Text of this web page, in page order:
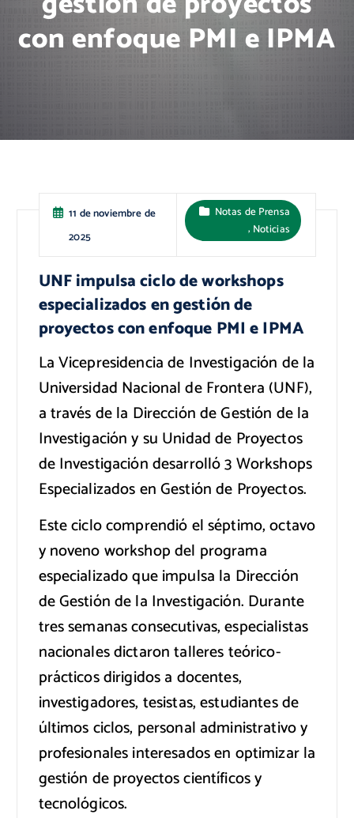
con enfoque PMI e IPMA
11 de noviembre de
2025
Notas de Prensa
, Noticias
UNF impulsa ciclo de workshops
especializados en gestión de
proyectos con enfoque PMI e IPMA
La Vicepresidencia de Investigación de la
Universidad Nacional de Frontera (UNF),
a través de la Dirección de Gestión de la
Investigación y su Unidad de Proyectos
de Investigación desarrolló 3 Workshops
Especializados en Gestión de Proyectos.
Este ciclo comprendió el séptimo, octavo
y noveno workshop del programa
especializado que impulsa la Dirección
de Gestión de la Investigación. Durante
tres semanas consecutivas, especialistas
nacionales dictaron talleres teórico-
prácticos dirigidos a docentes,
investigadores, tesistas, estudiantes de
últimos ciclos, personal administrativo y
profesionales interesados en optimizar la
gestión de proyectos científicos y
tecnológicos.